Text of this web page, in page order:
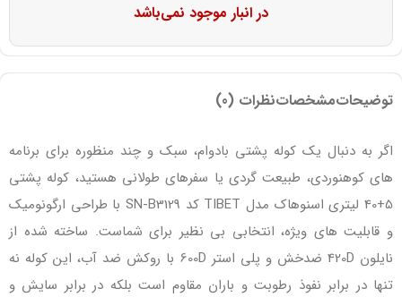
در انبار موجود نمی‌باشد
توضیحاتمشخصاتنظرات (0)
اگر به‌ دنبال یک کوله‌ پشتی بادوام، سبک و چند منظوره برای برنامه‌
های کوهنوردی، طبیعت‌ گردی یا سفرهای طولانی هستید، کوله پشتی
5+40 لیتری اسنوهاک مدل TIBET کد SN-B3129 با طراحی ارگونومیک
و قابلیت‌ های ویژه، انتخابی بی‌ نظیر برای شماست. ساخته شده از
نایلون 420D ضدخش و پلی‌ استر 600D با روکش ضد آب، این کوله نه‌
تنها در برابر نفوذ رطوبت و باران مقاوم است بلکه در برابر سایش و